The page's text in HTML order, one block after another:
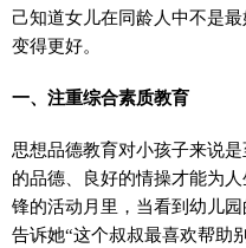
己知道女儿在同龄人中不是
变得更好。
一、注重综合素质教育
思想品德教育对小孩子来说
的品德、良好的情操才能为
锋的活动月里，当看到幼儿
告诉她“这个叔叔最喜欢帮助